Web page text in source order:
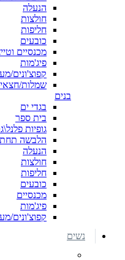
הנעלה
חולצות
חליפות
כובעים
מכנסיים
פיג'מות
קפוצ'ונים/
שמלות/
בנים
בגדי ים
בית ספר
גופיות
הלבשה
הנעלה
חולצות
חליפות
כובעים
מכנסיים
פיג'מות
קפוצ'ונים/
נשים